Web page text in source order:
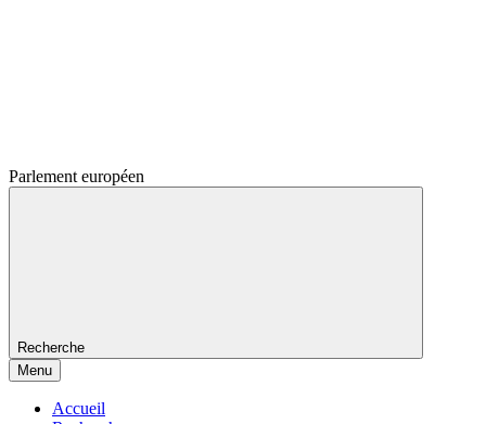
Parlement européen
Recherche
Menu
Accueil